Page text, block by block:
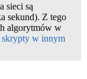
sieci są
sekund). Z tego
algorytmów w
skrypty w innym